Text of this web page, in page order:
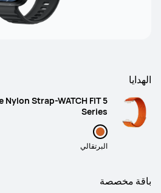
الهدايا
Nylon Strap-WATCH FIT 5
Series
البرتقالي
باقة مخصصة